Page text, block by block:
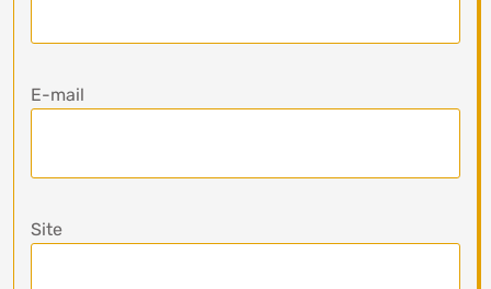
E-mail
Site